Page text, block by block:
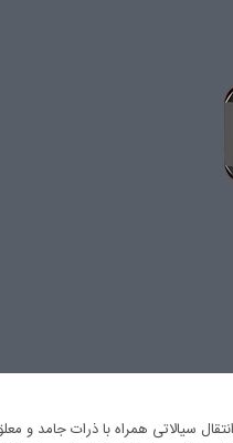
سیالاتی همراه با ذرات جامد و